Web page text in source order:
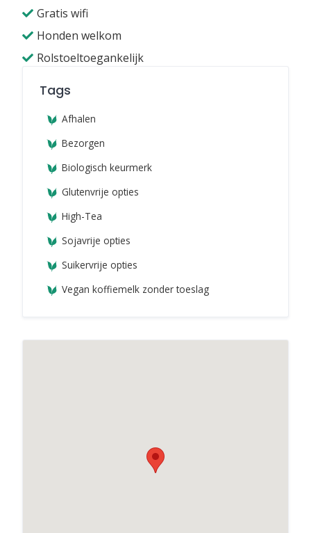
Gratis wifi
Honden welkom
Rolstoeltoegankelijk
Tags
Afhalen
Bezorgen
Biologisch keurmerk
Glutenvrije opties
High-Tea
Sojavrije opties
Suikervrije opties
Vegan koffiemelk zonder toeslag